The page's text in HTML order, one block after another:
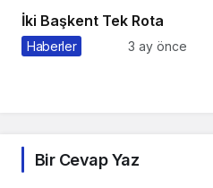
İki Başkent Tek Rota
Haberler 3 ay önce
Bir Cevap Yaz